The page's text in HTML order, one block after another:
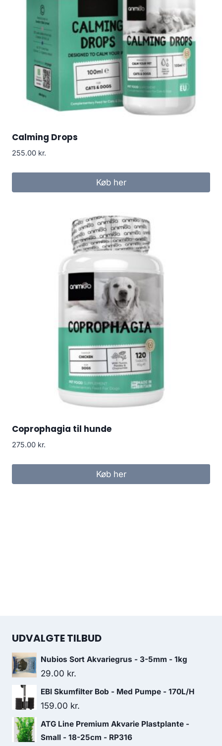
Calming Drops
255.00 kr.
Køb her
Coprophagia til hunde
275.00 kr.
Køb her
UDVALGTE TILBUD
Nubios Sort Akvariegrus - 3-5mm - 1kg
29.00 kr.
EBI Skumfilter Bob - Med Pumpe - 170L/H
159.00 kr.
ATG Line Premium Akvarie Plastplante -
Small - 18-25cm - RP316